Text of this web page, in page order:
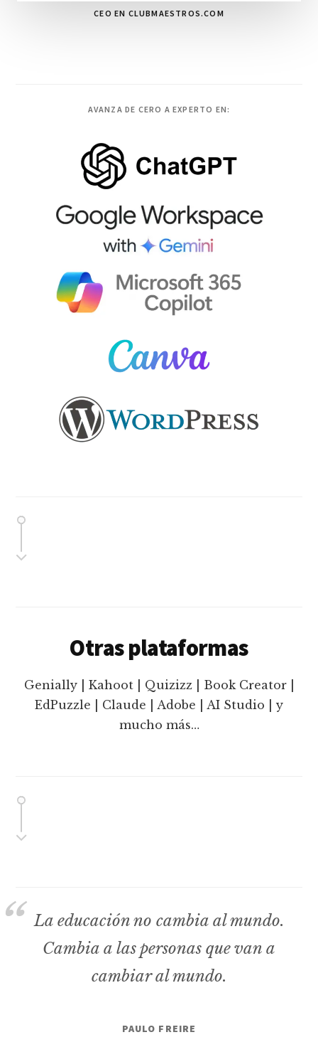
CEO EN CLUBMAESTROS.COM
AVANZA DE CERO A EXPERTO EN:
Otras plataformas
Genially | Kahoot | Quizizz | Book Creator |
EdPuzzle | Claude | Adobe | AI Studio | y
mucho más…
La educación no cambia al mundo.
Cambia a las personas que van a
cambiar al mundo.
PAULO FREIRE